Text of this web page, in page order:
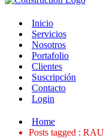
Inicio
Servicios
Nosotros
Portafolio
Clientes
Suscripción
Contacto
Login
Home
Posts tagged : RAU